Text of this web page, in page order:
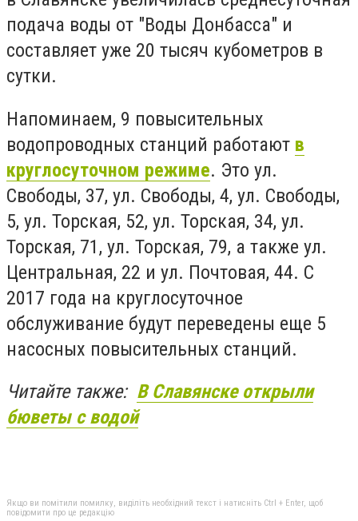
подача воды от "Воды Донбасса" и
составляет уже 20 тысяч кубометров в
сутки.
Напоминаем, 9 повысительных
водопроводных станций работают в
круглосуточном режиме. Это ул.
Свободы, 37, ул. Свободы, 4, ул. Свободы,
5, ул. Торская, 52, ул. Торская, 34, ул.
Торская, 71, ул. Торская, 79, а также ул.
Центральная, 22 и ул. Почтовая, 44. С
2017 года на круглосуточное
обслуживание будут переведены еще 5
насосных повысительных станций.
Читайте также: В Славянске открыли
бюветы с водой
Якщо ви помітили помилку, виділіть необхідний текст і натисніть Ctrl + Enter, щоб
повідомити про це редакцію